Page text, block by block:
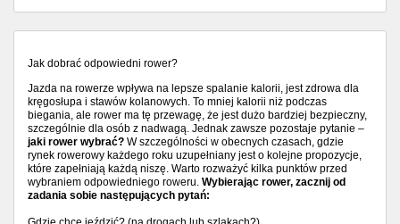
Jak dobrać odpowiedni rower?
Jazda na rowerze wpływa na lepsze spalanie kalorii, jest zdrowa dla
kręgosłupa i stawów kolanowych. To mniej kalorii niż podczas
biegania, ale rower ma tę przewagę, że jest dużo bardziej bezpieczny,
szczególnie dla osób z nadwagą. Jednak zawsze pozostaje pytanie –
jaki rower wybrać? W szczególności w obecnych czasach, gdzie
rynek rowerowy każdego roku uzupełniany jest o kolejne propozycje,
które zapełniają każdą niszę. Warto rozważyć kilka punktów przed
wybraniem odpowiedniego roweru. Wybierając rower, zacznij od
zadania sobie następujących pytań: